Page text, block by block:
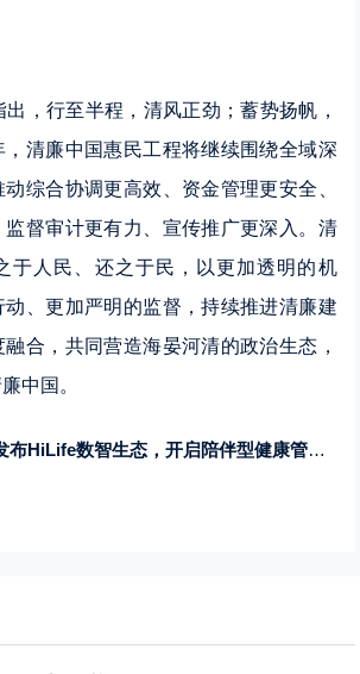
出，行至半程，清风正劲；蓄势扬帆，
清廉中国惠民工程将继续围绕全域深
综合协调更高效、资金管理更安全、
督审计更有力、宣传推广更深入。清
于人民、还之于民，以更加透明的机
、更加严明的监督，持续推进清廉建
合，共同营造海晏河清的政治生态，
中国。
HiLife数智生态，开启陪伴型健康管理新时代